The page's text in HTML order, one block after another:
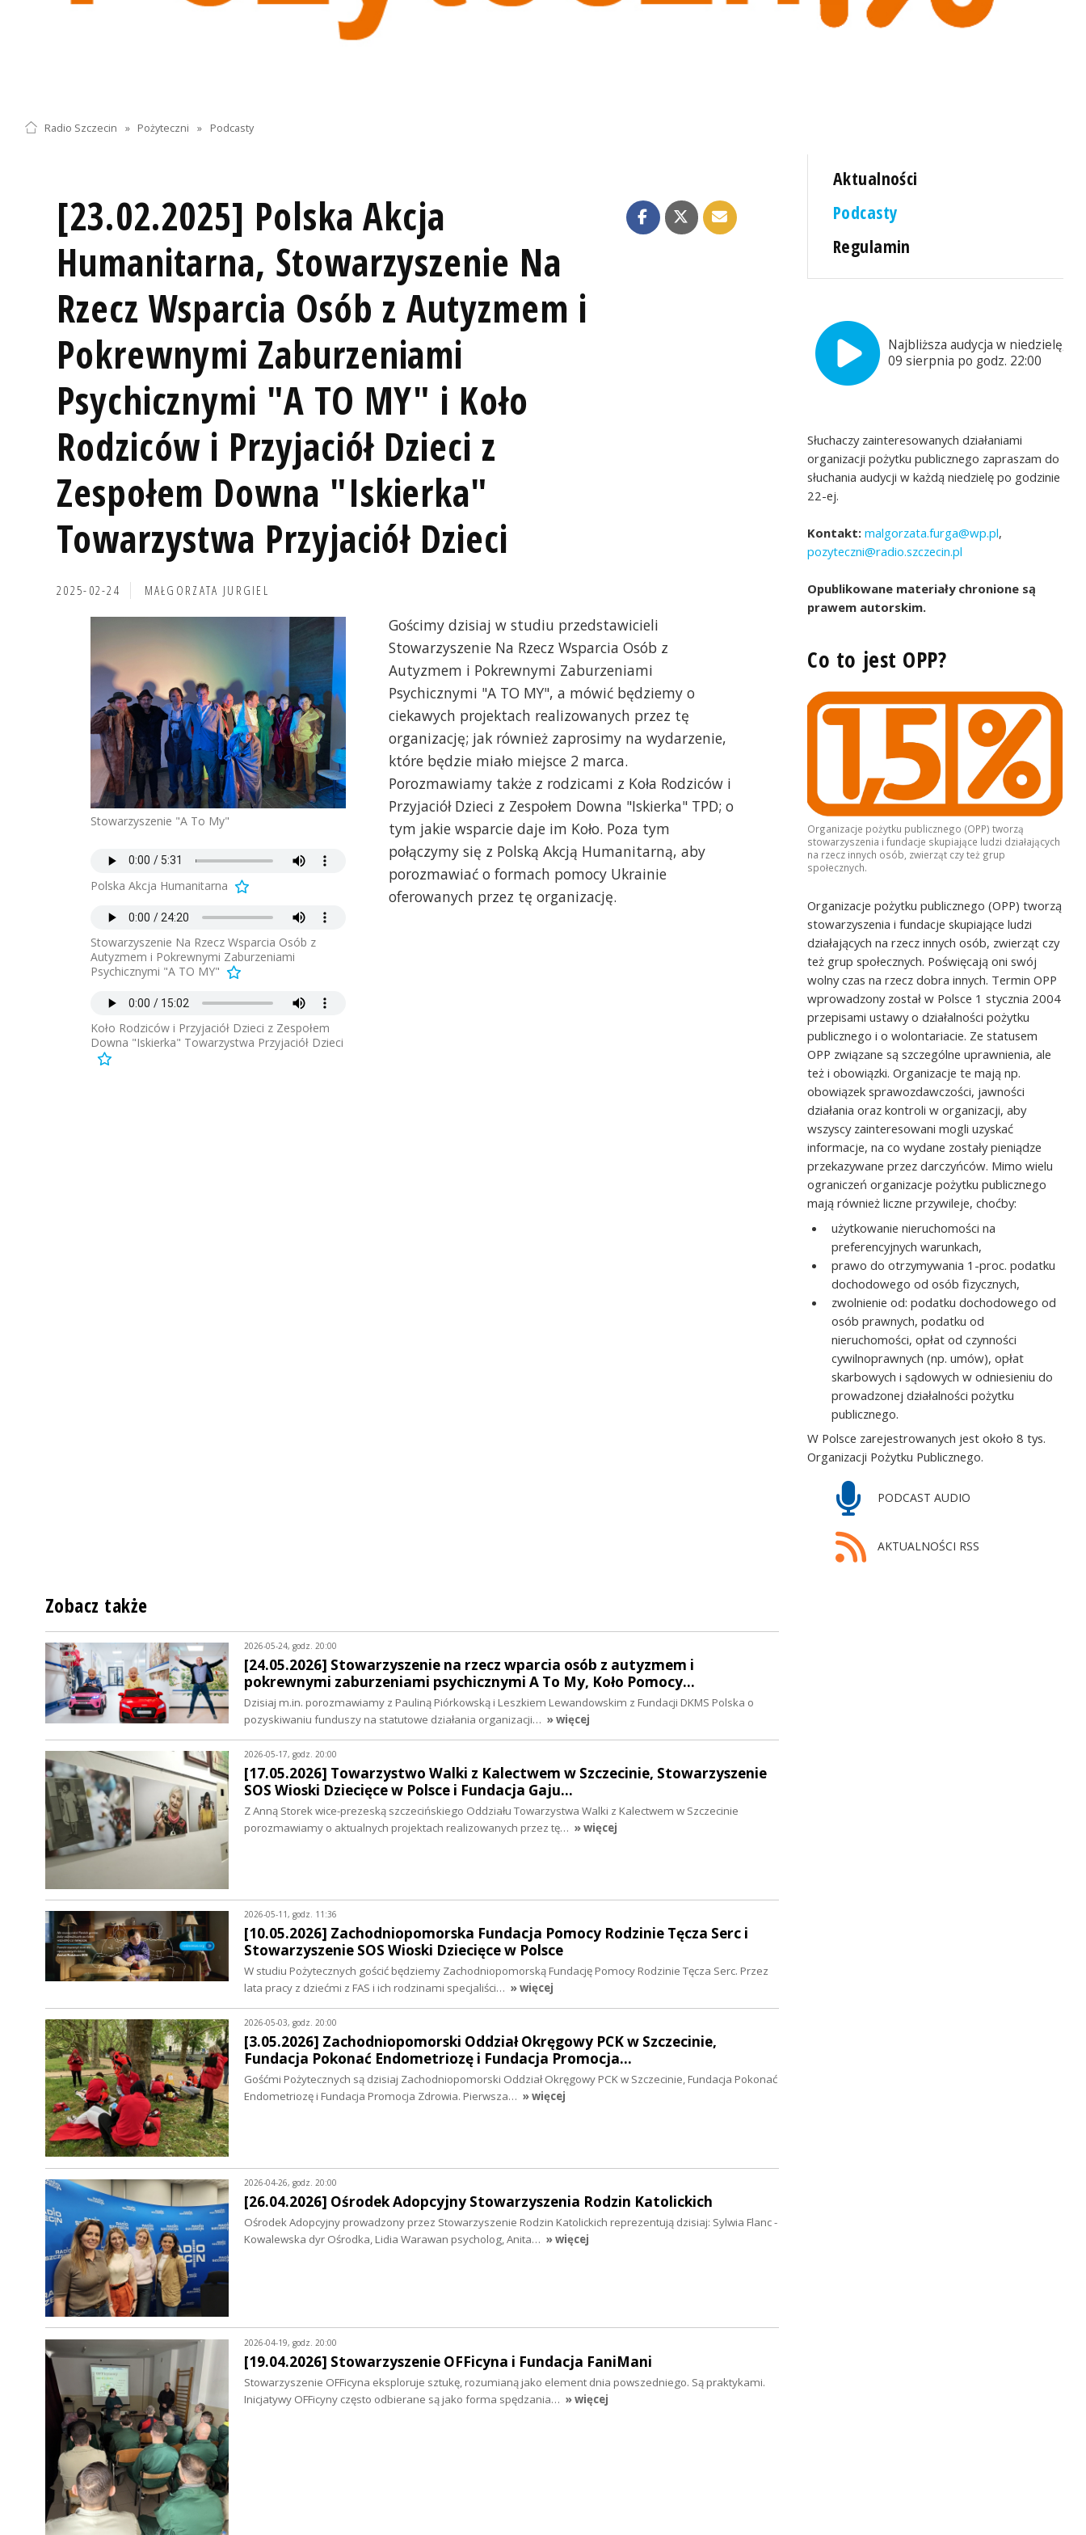
Radio Szczecin » Pożyteczni » Podcasty
[23.02.2025] Polska Akcja
Humanitarna, Stowarzyszenie Na
Rzecz Wsparcia Osób z Autyzmem i
Pokrewnymi Zaburzeniami
Psychicznymi "A TO MY" i Koło
Rodziców i Przyjaciół Dzieci z
Zespołem Downa "Iskierka"
Towarzystwa Przyjaciół Dzieci
2025-02-24 MAŁGORZATA JURGIEL
Stowarzyszenie "A To My"
Polska Akcja Humanitarna
Stowarzyszenie Na Rzecz Wsparcia Osób z
Autyzmem i Pokrewnymi Zaburzeniami
Psychicznymi "A TO MY"
Koło Rodziców i Przyjaciół Dzieci z Zespołem
Downa "Iskierka" Towarzystwa Przyjaciół Dzieci
Gościmy dzisiaj w studiu przedstawicieli
Stowarzyszenie Na Rzecz Wsparcia Osób z
Autyzmem i Pokrewnymi Zaburzeniami
Psychicznymi "A TO MY", a mówić będziemy o
ciekawych projektach realizowanych przez tę
organizację; jak również zaprosimy na wydarzenie,
które będzie miało miejsce 2 marca.
Porozmawiamy także z rodzicami z Koła Rodziców i
Przyjaciół Dzieci z Zespołem Downa "Iskierka" TPD; o
tym jakie wsparcie daje im Koło. Poza tym
połączymy się z Polską Akcją Humanitarną, aby
porozmawiać o formach pomocy Ukrainie
oferowanych przez tę organizację.
Aktualności
Podcasty
Regulamin
Najbliższa audycja w niedzielę,
09 sierpnia po godz. 22:00
Słuchaczy zainteresowanych działaniami
organizacji pożytku publicznego zapraszam do
słuchania audycji w każdą niedzielę po godzinie
22-ej.
Kontakt: malgorzata.furga@wp.pl,
pozyteczni@radio.szczecin.pl
Opublikowane materiały chronione są
prawem autorskim.
Co to jest OPP?
Organizacje pożytku publicznego (OPP) tworzą
stowarzyszenia i fundacje skupiające ludzi działających
na rzecz innych osób, zwierząt czy też grup
społecznych.
Organizacje pożytku publicznego (OPP) tworzą
stowarzyszenia i fundacje skupiające ludzi
działających na rzecz innych osób, zwierząt czy
też grup społecznych. Poświęcają oni swój
wolny czas na rzecz dobra innych. Termin OPP
wprowadzony został w Polsce 1 stycznia 2004
przepisami ustawy o działalności pożytku
publicznego i o wolontariacie. Ze statusem
OPP związane są szczególne uprawnienia, ale
też i obowiązki. Organizacje te mają np.
obowiązek sprawozdawczości, jawności
działania oraz kontroli w organizacji, aby
wszyscy zainteresowani mogli uzyskać
informacje, na co wydane zostały pieniądze
przekazywane przez darczyńców. Mimo wielu
ograniczeń organizacje pożytku publicznego
mają również liczne przywileje, choćby:
użytkowanie nieruchomości na
preferencyjnych warunkach,
prawo do otrzymywania 1-proc. podatku
dochodowego od osób fizycznych,
zwolnienie od: podatku dochodowego od
osób prawnych, podatku od
nieruchomości, opłat od czynności
cywilnoprawnych (np. umów), opłat
skarbowych i sądowych w odniesieniu do
prowadzonej działalności pożytku
publicznego.
W Polsce zarejestrowanych jest około 8 tys.
Organizacji Pożytku Publicznego.
PODCAST AUDIO
AKTUALNOŚCI RSS
Zobacz także
2026-05-24, godz. 20:00
[24.05.2026] Stowarzyszenie na rzecz wparcia osób z autyzmem i
pokrewnymi zaburzeniami psychicznymi A To My, Koło Pomocy…
Dzisiaj m.in. porozmawiamy z Pauliną Piórkowską i Leszkiem Lewandowskim z Fundacji DKMS Polska o
pozyskiwaniu funduszy na statutowe działania organizacji… » więcej
2026-05-17, godz. 20:00
[17.05.2026] Towarzystwo Walki z Kalectwem w Szczecinie, Stowarzyszenie
SOS Wioski Dziecięce w Polsce i Fundacja Gaju…
Z Anną Storek wice-prezeską szczecińskiego Oddziału Towarzystwa Walki z Kalectwem w Szczecinie
porozmawiamy o aktualnych projektach realizowanych przez tę… » więcej
2026-05-11, godz. 11:36
[10.05.2026] Zachodniopomorska Fundacja Pomocy Rodzinie Tęcza Serc i
Stowarzyszenie SOS Wioski Dziecięce w Polsce
W studiu Pożytecznych gościć będziemy Zachodniopomorską Fundację Pomocy Rodzinie Tęcza Serc. Przez
lata pracy z dziećmi z FAS i ich rodzinami specjaliści… » więcej
2026-05-03, godz. 20:00
[3.05.2026] Zachodniopomorski Oddział Okręgowy PCK w Szczecinie,
Fundacja Pokonać Endometriozę i Fundacja Promocja…
Gośćmi Pożytecznych są dzisiaj Zachodniopomorski Oddział Okręgowy PCK w Szczecinie, Fundacja Pokonać
Endometriozę i Fundacja Promocja Zdrowia. Pierwsza… » więcej
2026-04-26, godz. 20:00
[26.04.2026] Ośrodek Adopcyjny Stowarzyszenia Rodzin Katolickich
Ośrodek Adopcyjny prowadzony przez Stowarzyszenie Rodzin Katolickich reprezentują dzisiaj: Sylwia Flanc -
Kowalewska dyr Ośrodka, Lidia Warawan psycholog, Anita… » więcej
2026-04-19, godz. 20:00
[19.04.2026] Stowarzyszenie OFFicyna i Fundacja FaniMani
Stowarzyszenie OFFicyna eksploruje sztukę, rozumianą jako element dnia powszedniego. Są praktykami.
Inicjatywy OFFicyny często odbierane są jako forma spędzania… » więcej